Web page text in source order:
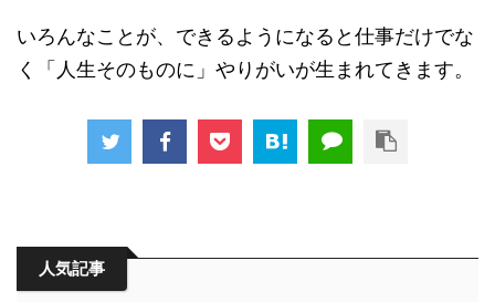
いろんなことが、できるようになると仕事だけでな
く「人生そのものに」やりがいが生まれてきます。
人気記事